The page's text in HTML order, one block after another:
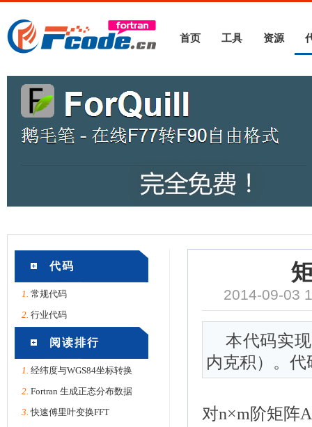
首页 工具 资源
代码
1. 常规代码
2. 行业代码
阅读排行
1. 经纬度与WGS84坐标转换
2. Fortran 生成正态分布数据
3. 快速傅里叶变换FFT
2014-09-03
本代码实
内克积）。
对n×m阶矩阵